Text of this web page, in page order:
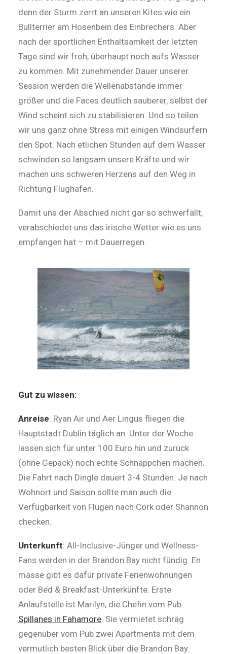
denn der Sturm zerrt an unseren Kites wie ein
Bullterrier am Hosenbein des Einbrechers. Aber
nach der sportlichen Enthaltsamkeit der letzten
Tage sind wir froh, überhaupt noch aufs Wasser
zu kommen. Mit zunehmender Dauer unserer
Session werden die Wellenabstände immer
größer und die Faces deutlich sauberer, selbst der
Wind scheint sich zu stabilisieren. Und so teilen
wir uns ganz ohne Stress mit einigen Windsurfern
den Spot. Nach etlichen Stunden auf dem Wasser
schwinden so langsam unsere Kräfte und wir
machen uns schweren Herzens auf den Weg in
Richtung Flughafen.
Damit uns der Abschied nicht gar so schwerfällt,
verabschiedet uns das irische Wetter wie es uns
empfangen hat – mit Dauerregen.
Gut zu wissen:
Anreise: Ryan Air und Aer Lingus fliegen die
Hauptstadt Dublin täglich an. Unter der Woche
lassen sich für unter 100 Euro hin und zurück
(ohne Gepäck) noch echte Schnäppchen machen.
Die Fahrt nach Dingle dauert 3-4 Stunden. Je nach
Wohnort und Saison sollte man auch die
Verfügbarkeit von Flügen nach Cork oder Shannon
checken.
Unterkunft: All-Inclusive-Jünger und Wellness-
Fans werden in der Brandon Bay nicht fündig. En
masse gibt es dafür private Ferienwohnungen
oder Bed & Breakfast-Unterkünfte. Erste
Anlaufstelle ist Marilyn, die Chefin vom Pub
Spillanes in Fahamore. Sie vermietet schräg
gegenüber vom Pub zwei Apartments mit dem
vermutlich besten Blick über die Brandon Bay.